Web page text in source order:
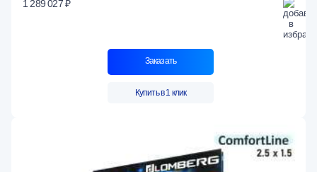
1 289 027 ₽
Заказать
Купить в 1 клик